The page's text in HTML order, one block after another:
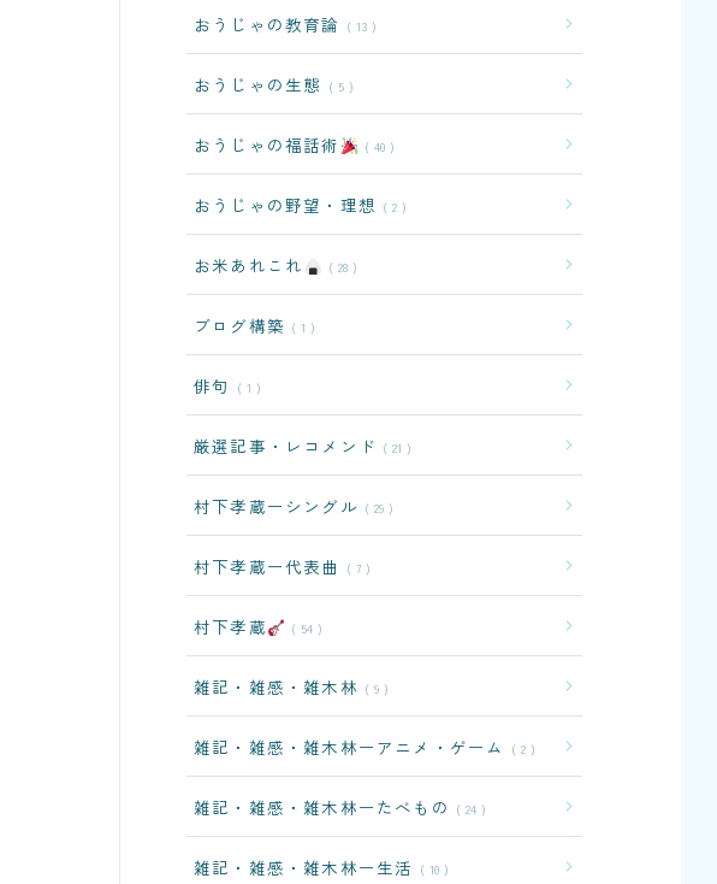
おうじゃの教育論 13
おうじゃの生態 5
おうじゃの福話術 40
おうじゃの野望・理想 2
お米あれこれ 28
ブログ構築 1
俳句 1
厳選記事・レコメンド 21
村下孝蔵ーシングル 29
村下孝蔵ー代表曲 7
村下孝蔵 54
雑記・雑感・雑木林 9
雑記・雑感・雑木林ーアニメ・ゲーム 2
雑記・雑感・雑木林ーたべもの 24
雑記・雑感・雑木林ー生活 10